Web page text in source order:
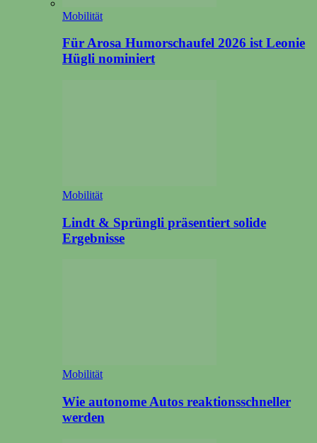
Mobilität
Für Arosa Humorschaufel 2026 ist Leonie
Hügli nominiert
Mobilität
Lindt & Sprüngli präsentiert solide
Ergebnisse
Mobilität
Wie autonome Autos reaktionsschneller
werden